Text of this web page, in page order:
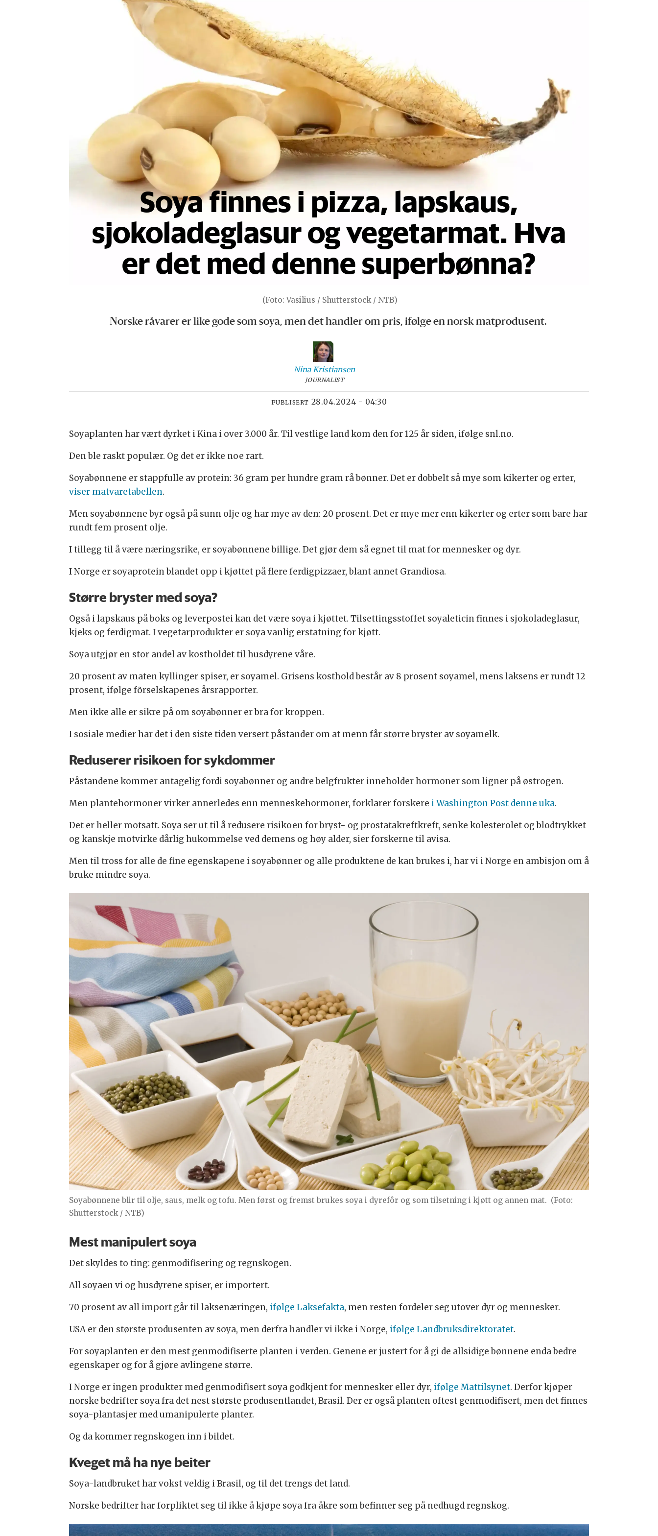
Soya finnes i pizza, lapskaus,
sjokoladeglasur og vegetarmat. Hva
er det med denne superbønna?
(Foto: Vasilius / Shutterstock / NTB)
Norske råvarer er like gode som soya, men det handler om pris, ifølge en norsk matprodusent.
Nina Kristiansen
JOURNALIST
PUBLISERT 28.04.2024 - 04:30
Soyaplanten har vært dyrket i Kina i over 3.000 år. Til vestlige land kom den for 125 år siden, ifølge snl.no.
Den ble raskt populær. Og det er ikke noe rart.
Soyabønnene er stappfulle av protein: 36 gram per hundre gram rå bønner. Det er dobbelt så mye som kikerter og erter,
viser matvaretabellen.
Men soyabønnene byr også på sunn olje og har mye av den: 20 prosent. Det er mye mer enn kikerter og erter som bare har
rundt fem prosent olje.
I tillegg til å være næringsrike, er soyabønnene billige. Det gjør dem så egnet til mat for mennesker og dyr.
I Norge er soyaprotein blandet opp i kjøttet på flere ferdigpizzaer, blant annet Grandiosa.
Større bryster med soya?
Også i lapskaus på boks og leverpostei kan det være soya i kjøttet. Tilsettingsstoffet soyaleticin finnes i sjokoladeglasur,
kjeks og ferdigmat. I vegetarprodukter er soya vanlig erstatning for kjøtt.
Soya utgjør en stor andel av kostholdet til husdyrene våre.
20 prosent av maten kyllinger spiser, er soyamel. Grisens kosthold består av 8 prosent soyamel, mens laksens er rundt 12
prosent, ifølge fõrselskapenes årsrapporter.
Men ikke alle er sikre på om soyabønner er bra for kroppen.
I sosiale medier har det i den siste tiden versert påstander om at menn får større bryster av soyamelk.
Reduserer risikoen for sykdommer
Påstandene kommer antagelig fordi soyabønner og andre belgfrukter inneholder hormoner som ligner på østrogen.
Men plantehormoner virker annerledes enn menneskehormoner, forklarer forskere i Washington Post denne uka.
Det er heller motsatt. Soya ser ut til å redusere risikoen for bryst- og prostatakreftkreft, senke kolesterolet og blodtrykket
og kanskje motvirke dårlig hukommelse ved demens og høy alder, sier forskerne til avisa.
Men til tross for alle de fine egenskapene i soyabønner og alle produktene de kan brukes i, har vi i Norge en ambisjon om å
bruke mindre soya.
Soyabønnene blir til olje, saus, melk og tofu. Men først og fremst brukes soya i dyrefôr og som tilsetning i kjøtt og annen mat. (Foto:
Shutterstock / NTB)
Mest manipulert soya
Det skyldes to ting: genmodifisering og regnskogen.
All soyaen vi og husdyrene spiser, er importert.
70 prosent av all import går til laksenæringen, ifølge Laksefakta, men resten fordeler seg utover dyr og mennesker.
USA er den største produsenten av soya, men derfra handler vi ikke i Norge, ifølge Landbruksdirektoratet.
For soyaplanten er den mest genmodifiserte planten i verden. Genene er justert for å gi de allsidige bønnene enda bedre
egenskaper og for å gjøre avlingene større.
I Norge er ingen produkter med genmodifisert soya godkjent for mennesker eller dyr, ifølge Mattilsynet. Derfor kjøper
norske bedrifter soya fra det nest største produsentlandet, Brasil. Der er også planten oftest genmodifisert, men det finnes
soya-plantasjer med umanipulerte planter.
Og da kommer regnskogen inn i bildet.
Kveget må ha nye beiter
Soya-landbruket har vokst veldig i Brasil, og til det trengs det land.
Norske bedrifter har forpliktet seg til ikke å kjøpe soya fra åkre som befinner seg på nedhugd regnskog.